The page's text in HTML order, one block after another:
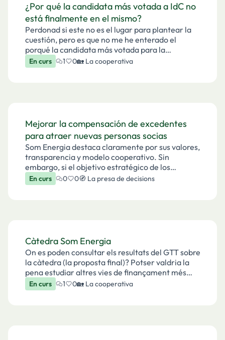
¿Por qué la candidata más votada a IdC no
está finalmente en el mismo?
Perdonad si este no es el lugar para plantear la
cuestión, pero es que no me he enterado el
porqué la candidata más votada para la
renovación de Intervención de Cuentas, Gemma
Ribet, no está finalmente en el mismo.Hubo un
En curs 1 0🏡 La cooperativa
Mejorar la compensación de excedentes
para atraer nuevas personas socias
Som Energia destaca claramente por sus valores,
transparencia y modelo cooperativo. Sin
embargo, si el objetivo estratégico de los
próximos años es aumentar el número de
personas socias y hacer la cooperativa más
En curs 0 0🧭 La presa de decisions
Càtedra Som Energia
On es poden consultar els resultats del GTT sobre
la càtedra (la proposta final)? Potser valdria la
pena estudiar altres vies de finançament més
enllà del fons d'educació i promoció de
cooperatives. Gràcies!
En curs 1 0🏡 La cooperativa